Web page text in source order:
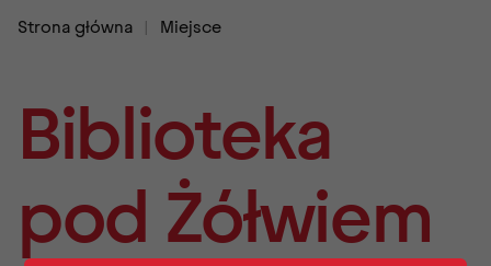
Strona główna Miejsce
Biblioteka
pod Żółwiem